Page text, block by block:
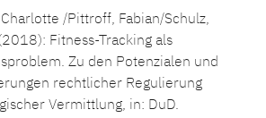
/Pittroff, Fabian/Schulz,
Fitness-Tracking als
Zu den Potenzialen und
rechtlicher Regulierung
Vermittlung, in: DuD.